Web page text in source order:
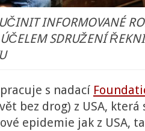
INFORMOVANÉ
ÚČELEM SDRUŽENÍ
s nadací
bez drog) z USA,
epidemie jak z USA,